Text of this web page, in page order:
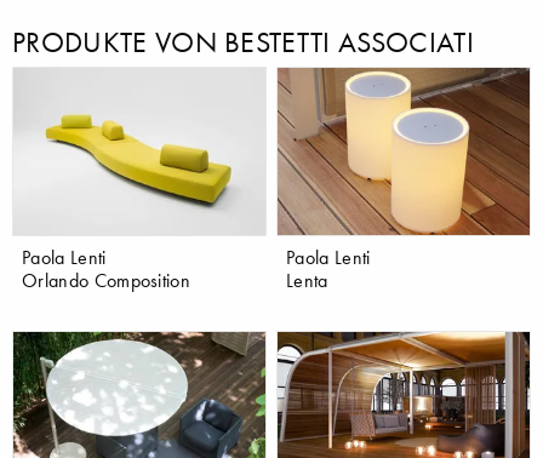
PRODUKTE VON BESTETTI ASSOCIATI
Paola Lenti
Orlando Composition
Paola Lenti
Lenta